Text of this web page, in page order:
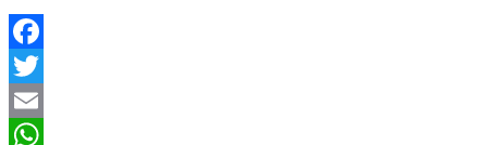
Facebook
Twitter
Email